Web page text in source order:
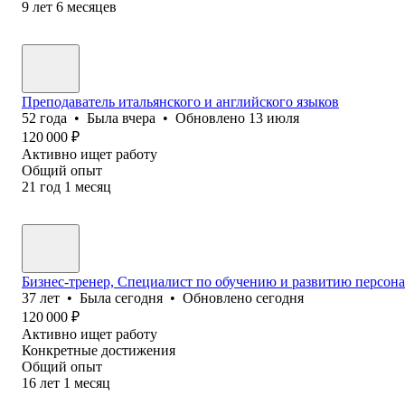
9 лет 6 месяцев
Преподаватель итальянского и английского языков
52 года • Была вчера • Обновлено 13 июля
120 000 ₽
Активно ищет работу
Общий опыт
21 год 1 месяц
Бизнес-тренер, Специалист по обучению и развитию
37 лет • Была сегодня • Обновлено сегодня
120 000 ₽
Активно ищет работу
Конкретные достижения
Общий опыт
16 лет 1 месяц